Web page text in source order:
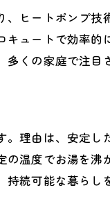
節約する方法
イント解説
訣
の工夫
同時に削減
ヒートポンプ技
ュートで効率
くの家庭で注目
理由は、安定
温度でお湯を
続可能な暮らし